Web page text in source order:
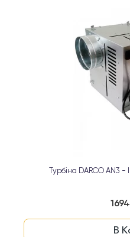
Турбіна DARCO AN3 -
В